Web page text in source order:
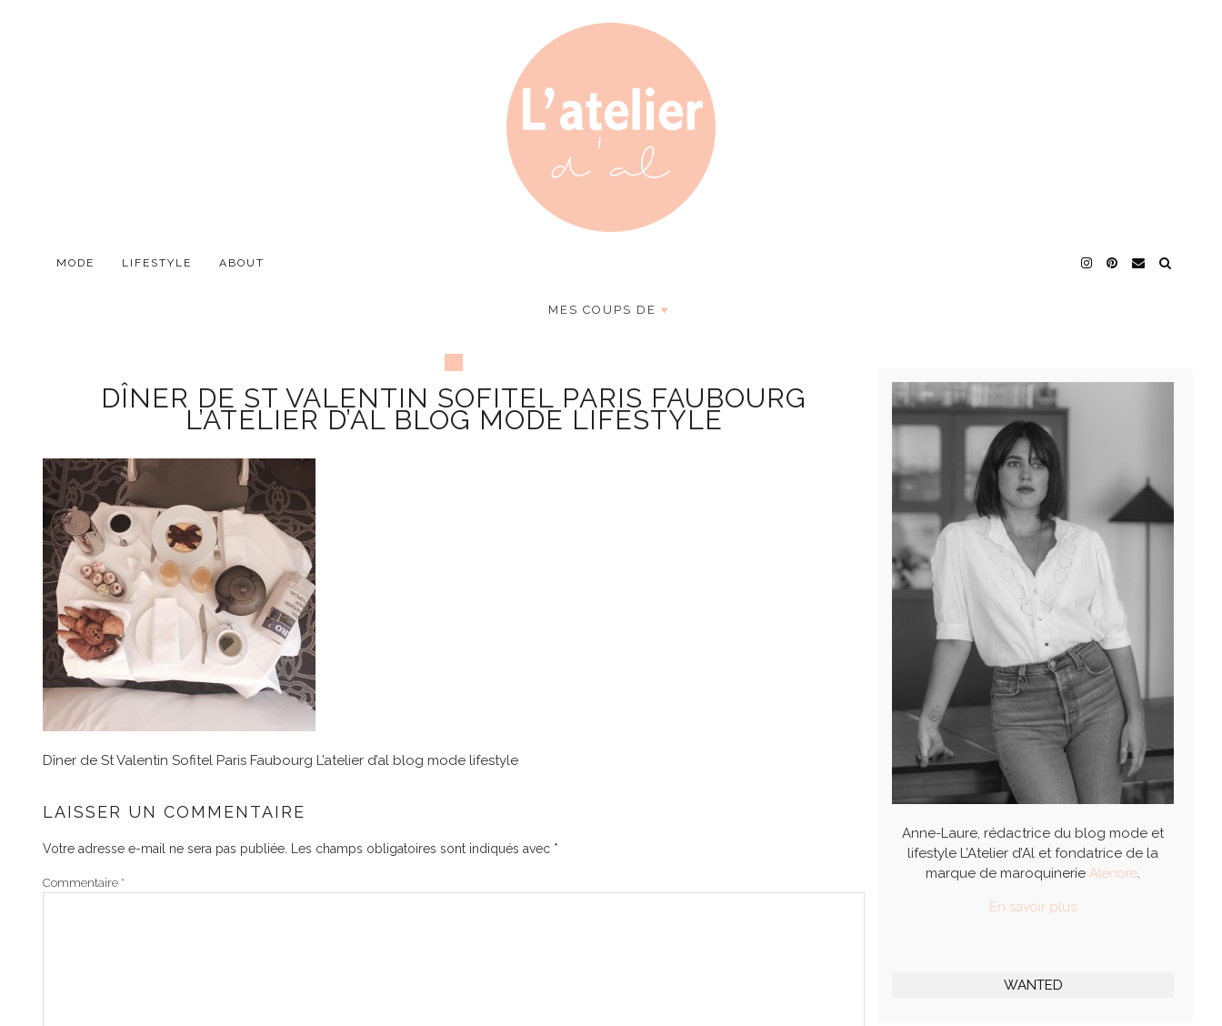
MODE LIFESTYLE ABOUT
MES COUPS DE ♥
DÎNER DE ST VALENTIN SOFITEL PARIS FAUBOURG
L’ATELIER D’AL BLOG MODE LIFESTYLE
Dîner de St Valentin Sofitel Paris Faubourg L’atelier d’al blog mode lifestyle
LAISSER UN COMMENTAIRE
Votre adresse e-mail ne sera pas publiée. Les champs obligatoires sont indiqués avec *
Commentaire *
Anne-Laure, rédactrice du blog mode et
lifestyle L’Atelier d’Al et fondatrice de la
marque de maroquinerieAlénore.
En savoir plus
WANTED